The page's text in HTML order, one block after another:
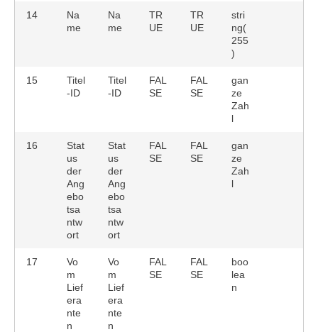
14
Na
me
Na
me
TR
UE
TR
UE
stri
ng(
255
)
15
Titel
-ID
Titel
-ID
FAL
SE
FAL
SE
gan
ze
Zah
l
16
Stat
us
der
Ang
ebo
tsa
ntw
ort
Stat
us
der
Ang
ebo
tsa
ntw
ort
FAL
SE
FAL
SE
gan
ze
Zah
l
17
Vo
m
Lief
era
nte
n
Vo
m
Lief
era
nte
n
FAL
SE
FAL
SE
boo
lea
n